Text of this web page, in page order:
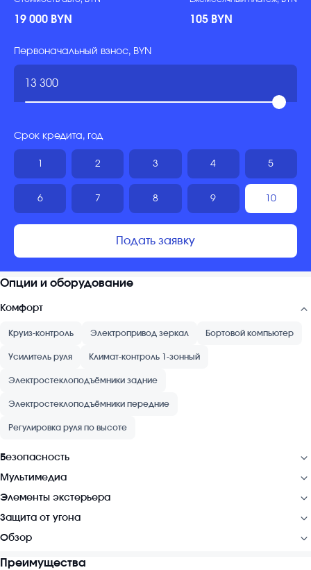
19 000 BYN 105 BYN
Первоначальный взнос, BYN
Срок кредита, год
2 3 4 5
6 7 8 9 10
Подать заявку
Опции и оборудование
Комфорт
Круиз-контроль Электропривод зеркал Бортовой компьютер
Усилитель руля Климат-контроль 1-зонный
Электростеклоподъёмники задние
Электростеклоподъёмники передние
Регулировка руля по высоте
Безопасность
Мультимедиа
Элементы экстерьера
Защита от угона
Обзор
Преимущества